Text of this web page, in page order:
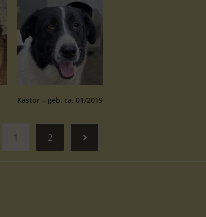
Kastor – geb. ca. 01/2019
1 2